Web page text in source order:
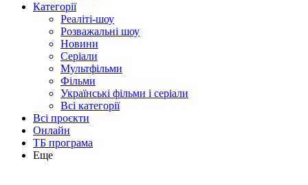
Категорії
Реаліті-шоу
Розважальні шоу
Новини
Серіали
Мультфільми
Фільми
Українські фільми і серіали
Всі категорії
Всі проєкти
Онлайн
ТБ програма
Еще